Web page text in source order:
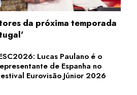
da próxima temporada
Lucas Paulano é o
de Espanha no
Eurovisão Júnior 2026